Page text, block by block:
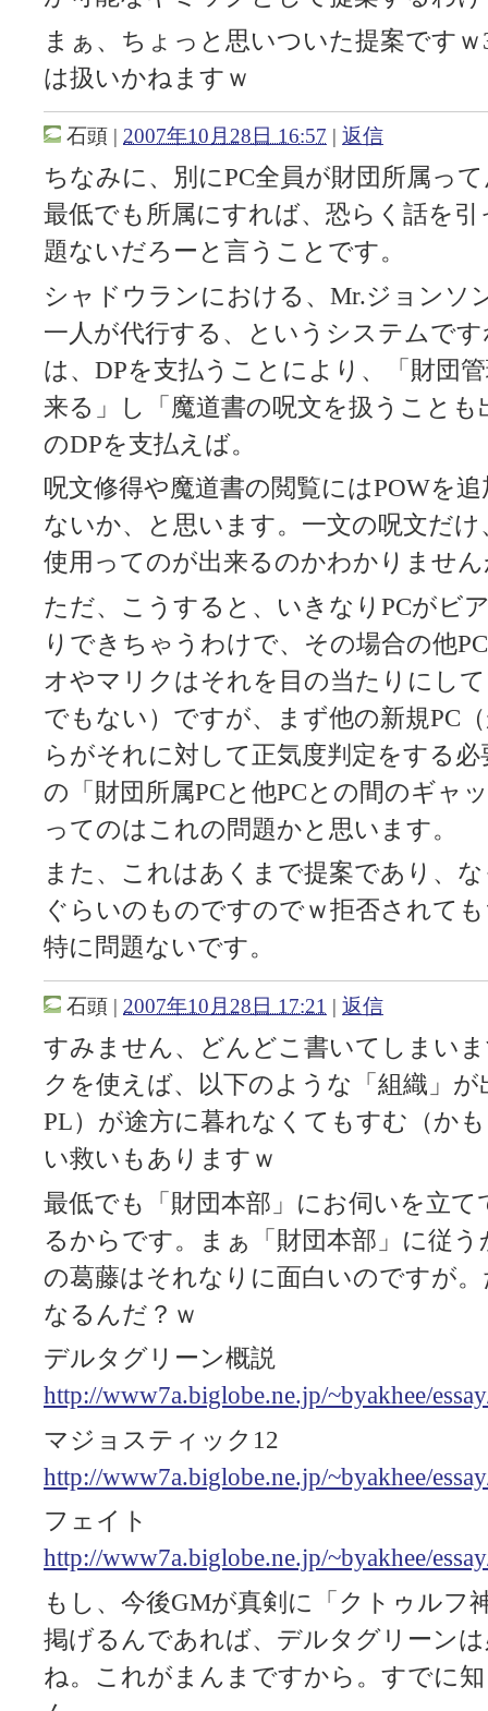
まぁ、ちょっと思いついた提案です
は扱いかねますｗ
石頭 | 2007年10月28日 16:57 | 返信
ちなみに、別にPC全員が財団所属っ
最低でも所属にすれば、恐らく話を
題ないだろーと言うことです。
シャドウランにおける、Mr.ジョンソ
一人が代行する、というシステムで
は、DPを支払うことにより、「財団
来る」し「魔道書の呪文を扱うこと
のDPを支払えば。
呪文修得や魔道書の閲覧にはPOWを
ないか、と思います。一文の呪文だ
使用ってのが出来るのかわかりませ
ただ、こうすると、いきなりPCがビ
りできちゃうわけで、その場合の他
オやマリクはそれを目の当たりにし
でもない）ですが、まず他の新規PC
らがそれに対して正気度判定をする
の「財団所属PCと他PCとの間のギャ
ってのはこれの問題かと思います。
また、これはあくまで提案であり、
ぐらいのものですのでｗ拒否されて
特に問題ないです。
石頭 | 2007年10月28日 17:21 | 返信
すみません、どんどこ書いてしまい
クを使えば、以下のような「組織」
PL）が途方に暮れなくてもすむ（か
い救いもありますｗ
最低でも「財団本部」にお伺いを立
るからです。まぁ「財団本部」に従
の葛藤はそれなりに面白いのですが
なるんだ？ｗ
デルタグリーン概説
http://www7a.biglobe.ne.jp/~byakhee/
マジョスティック12
http://www7a.biglobe.ne.jp/~byakhee/
フェイト
http://www7a.biglobe.ne.jp/~byakhee/
もし、今後GMが真剣に「クトゥルフ
掲げるんであれば、デルタグリーン
ね。これがまんまですから。すでに